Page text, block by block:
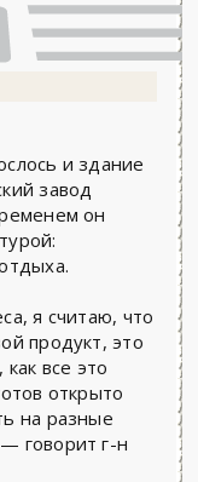
и здание
завод
он
я считаю, что
продукт, это
все это
открыто
на разные
говорит г-н